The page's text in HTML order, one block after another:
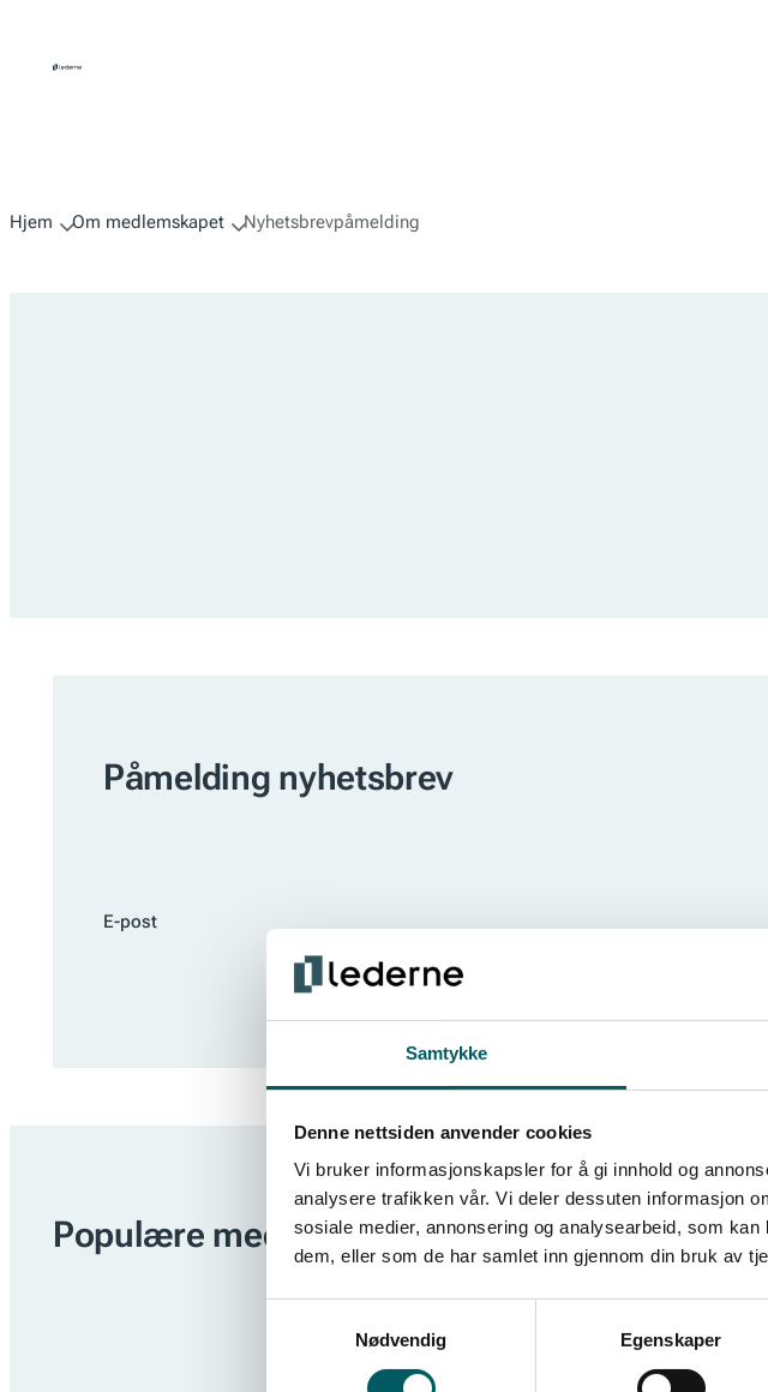
Samtykke
Denne nettsiden anvender cookies
Vi bruker informasjonskapsler for å gi innhold og
analysere trafikken vår. Vi deler dessuten informasjon
sosiale medier, annonsering og analysearbeid, som
dem, eller som de har samlet inn gjennom din bruk av
Nødvendig
Egenskaper
Hjem Om medlemskapet Nyhetsbrevpåmelding
Påmelding nyhetsbrev
E-post
Populære medlemsfordeler